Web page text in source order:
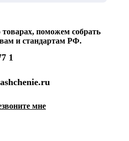
поможем собрать
и стандартам РФ.
1
мне